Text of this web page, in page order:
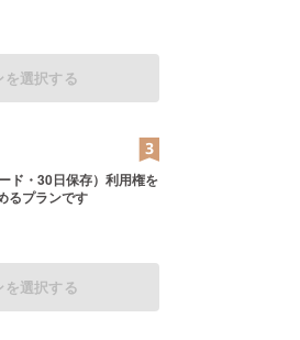
を選択する
ド・30日保存）利用権を
るプランです
を選択する